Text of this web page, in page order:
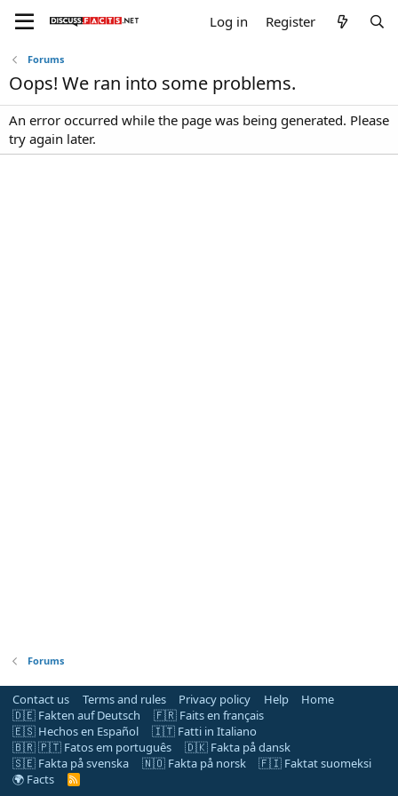
Log in Register
Forums
Oops! We ran into some problems.
An error occurred while the page was being generated. Please
try again later.
Forums
Contact us Terms and rules Privacy policy Help
Home
🇩🇪 Fakten auf Deutsch
🇫🇷 Faits en français
🇪🇸 Hechos en Español
🇮🇹 Fatti in Italiano
🇧🇷 🇵🇹 Fatos em português
🇩🇰 Fakta på dansk
🇸🇪 Fakta på svenska
🇳🇴 Fakta på norsk
🇫🇮 Faktat suomeksi
🌍 Facts
R